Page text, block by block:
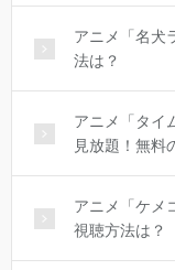
アニメ「名犬
法は？
アニメ「タイ
見放題！無料
アニメ「ケメ
視聴方法は？